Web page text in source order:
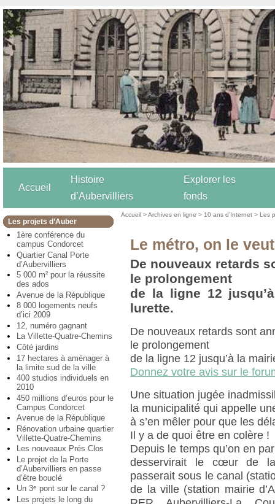
Accueil
Histoire
d’Aubervilliers
Explorer les
fonds
Les projets d’Auber
1ère conférence du
campus Condorcet
Quartier Canal Porte
d’Aubervilliers
5 000 m² pour la réussite
des ados
Avenue de la République
8 000 logements neufs
d’ici 2009
12, numéro gagnant
La Villette-Quatre-Chemins
Côté jardins
17 hectares à aménager à
la limite sud de la ville
400 studios individuels en
2010
450 millions d’euros pour le
Campus Condorcet
Avenue de la République
Rénovation urbaine quartier
Villette-Quatre-Chemins
Les nouveaux Prés Clos
Le projet de la Porte
d’Aubervilliers en passe
d’être bouclé
Un 3e pont sur le canal ?
Les projets le long du
Accueil >Archives en ligne > 10 ans d’Internet >Les
Le métro, on le
De nouveaux retards
le prolongement
de la ligne 12
lurette.
De nouveaux retards sont
le prolongement
de la ligne 12 jusqu’à la
Donnez votre avis sur le
Une situation jugée
la municipalité qui appelle
à s’en mêler pour que les
Il y a de quoi être en colère !
Depuis le temps qu’on en
desservirait le cœur de la
passerait sous le canal
de la ville (station mairie